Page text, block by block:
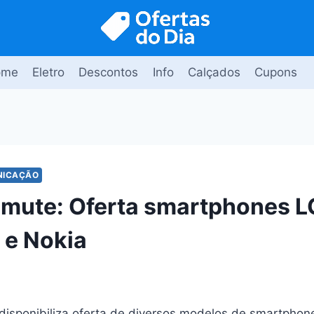
Eletro Descontos Info Calçados Cupons
Oferta smartphones
Nokia